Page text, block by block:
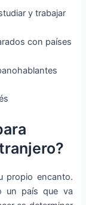
y trabajar
con países
propio encanto.
un país que va